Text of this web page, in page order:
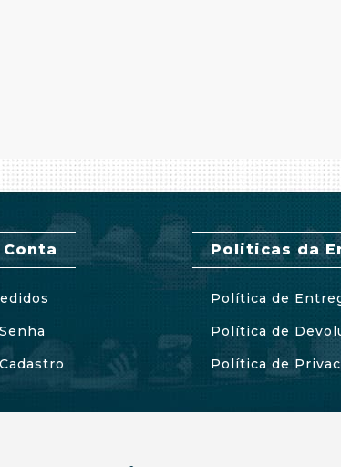
Politicas da
Política de
Política de
Política de